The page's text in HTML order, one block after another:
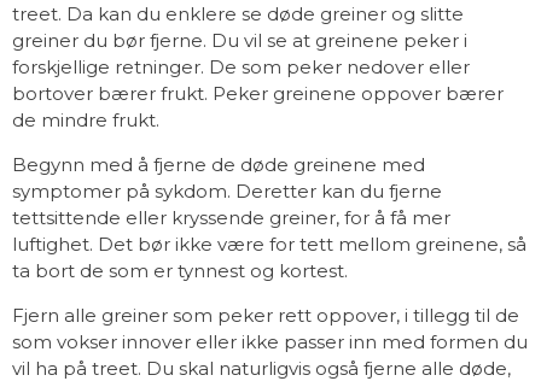
treet. Da kan du enklere se døde greiner og slitte
greiner du bør fjerne. Du vil se at greinene peker i
forskjellige retninger. De som peker nedover eller
bortover bærer frukt. Peker greinene oppover bærer
de mindre frukt.
Begynn med å fjerne de døde greinene med
symptomer på sykdom. Deretter kan du fjerne
tettsittende eller kryssende greiner, for å få mer
luftighet. Det bør ikke være for tett mellom greinene, så
ta bort de som er tynnest og kortest.
Fjern alle greiner som peker rett oppover, i tillegg til de
som vokser innover eller ikke passer inn med formen du
vil ha på treet. Du skal naturligvis også fjerne alle døde,